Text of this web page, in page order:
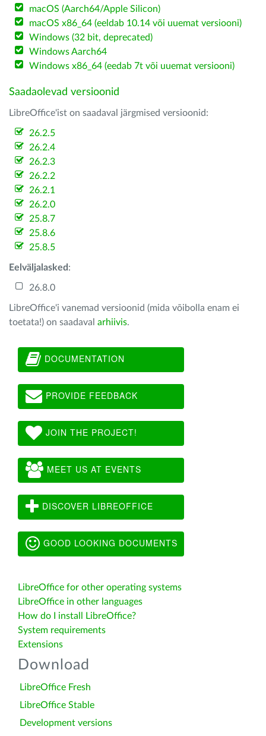
macOS (Aarch64/Apple Silicon)
macOS x86_64 (eeldab 10.14 või uuemat versiooni)
Windows (32 bit, deprecated)
Windows Aarch64
Windows x86_64 (eedab 7t või uuemat versiooni)
Saadaolevad versioonid
LibreOffice'ist on saadaval järgmised versioonid:
26.2.5
26.2.4
26.2.3
26.2.2
26.2.1
26.2.0
25.8.7
25.8.6
25.8.5
Eelväljalasked :
26.8.0
LibreOffice'i vanemad versioonid (mida võibolla enam ei
toetata!) on saadaval arhiivis.
DOCUMENTATION
PROVIDE FEEDBACK
JOIN THE PROJECT!
MEET US AT EVENTS
DISCOVER LIBREOFFICE
GOOD LOOKING DOCUMENTS
LibreOffice for other operating systems
LibreOffice in other languages
How do I install LibreOffice?
System requirements
Extensions
Download
LibreOffice Fresh
LibreOffice Stable
Development versions